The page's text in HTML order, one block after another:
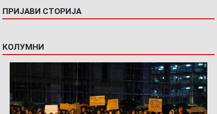
ПРИЈАВИ СТОРИЈА
КОЛУМНИ